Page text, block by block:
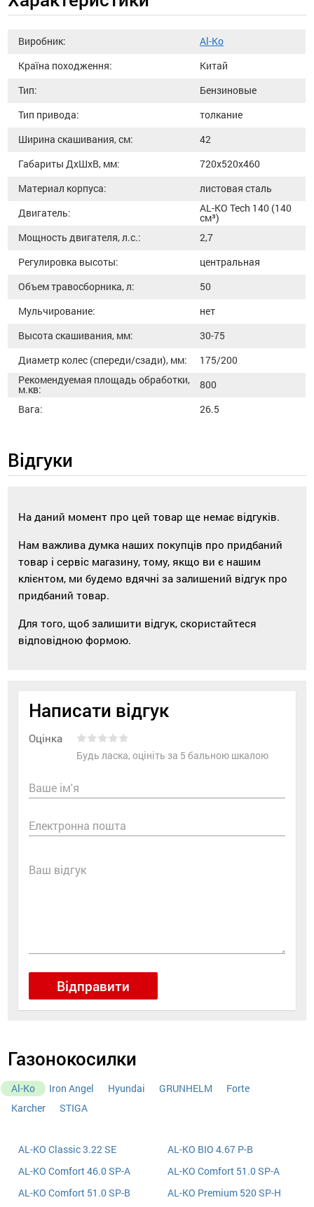
Виробник:
Al-Ko
Країна походження:
Китай
Тип:
Бензиновые
Тип привода:
толкание
Ширина скашивания, см:
42
Габариты ДхШхВ, мм:
720х520х460
Материал корпуса:
листовая сталь
Двигатель:
AL-KO Tech 140 (140
см³)
Мощность двигателя, л.с.:
2,7
Регулировка высоты:
центральная
Объем травосборника, л:
50
Мульчирование:
нет
Высота скашивания, мм:
30-75
Диаметр колес (спереди/сзади), мм:
175/200
Рекомендуемая площадь обработки,
м.кв:
800
Вага:
26.5
Відгуки
На даний момент про цей товар ще немає відгуків.
Нам важлива думка наших покупців про придбаний
товар і сервіс магазину, тому, якщо ви є нашим
клієнтом, ми будемо вдячні за залишений відгук про
придбаний товар.
Для того, щоб залишити відгук, скористайтеся
відповідною формою.
Написати відгук
Оцінка
Будь ласка, оцініть за 5 бальною шкалою
Ваше ім'я
Електронна пошта
Ваш відгук
Відправити
Газонокосилки
Al-Ko Iron Angel Hyundai GRUNHELM
Forte
Karcher
STIGA
AL-KO Classic 3.22 SE
AL-KO BIO 4.67 P-B
AL-KO Comfort 46.0 SP-A
AL-KO Comfort 51.0 SP-A
AL-KO Comfort 51.0 SP-B
AL-KO Premium 520 SP-H